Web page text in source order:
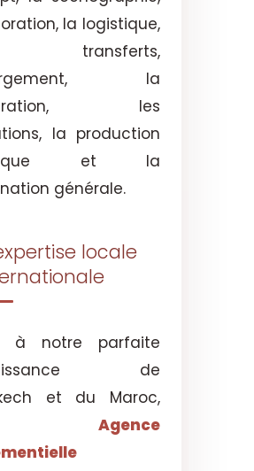
la logistique,
transferts,
la
les
la production
et la
générale.
locale
à notre parfaite
de
et du Maroc,
Agence